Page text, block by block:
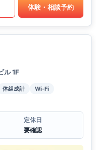
体験・相談予約
ル 1F
体組成計
Wi-Fi
定休日
要確認